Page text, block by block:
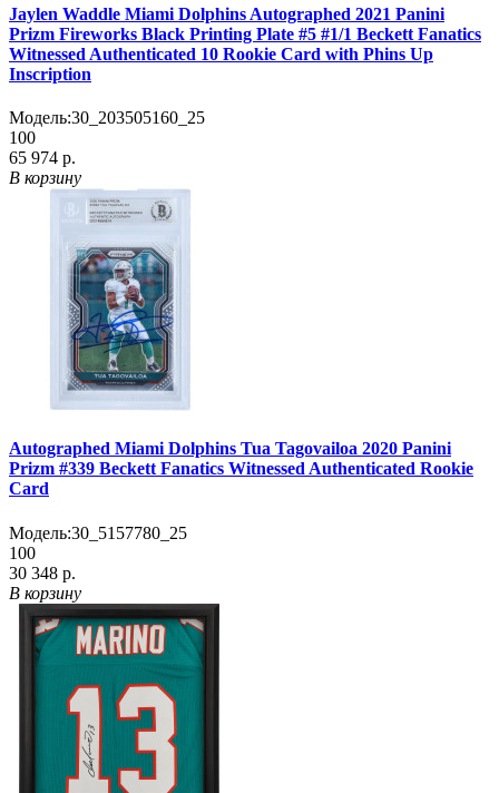
Jaylen Waddle Miami Dolphins Autographed 2021 Panini
Prizm Fireworks Black Printing Plate #5 #1/1 Beckett Fanatics
Witnessed Authenticated 10 Rookie Card with Phins Up
Inscription
Модель:30_203505160_25
100
65 974 р.
В корзину
Autographed Miami Dolphins Tua Tagovailoa 2020 Panini
Prizm #339 Beckett Fanatics Witnessed Authenticated Rookie
Card
Модель:30_5157780_25
100
30 348 р.
В корзину